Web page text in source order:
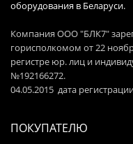
оборудования в Беларуси.
Компания ООО "БЛК7"
горисполкомом от 22
регистре юр. лиц и
№192166272.
04.05.2015 дата
ПОКУПАТЕЛЮ